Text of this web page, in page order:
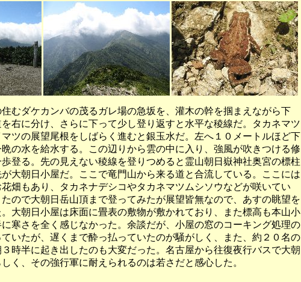
むダケカンバの茂るガレ場の急坂を、灌木の幹を掴まえながら下
右に分け、さらに下って少し登り返すと水平な稜線だ。タカネマツ
ツの展望尾根をしばらく進むと銀玉水だ。左へ１０メートルほど下
の水を給水する。この辺りから雲の中に入り、強風が吹きつける修
登る。先の見えない稜線を登りつめると霊山朝日嶽神社奥宮の標柱
大朝日小屋だ。ここで竜門山から来る道と合流している。ここには
畑もあり、タカネナデシコやタカネマツムシソウなどが咲いてい
ので大朝日岳山頂まで登ってみたが展望皆無なので、あすの眺望を
大朝日小屋は床面に畳表の敷物が敷かれており、また標高も本山小
寒さを全く感じなかった。余談だが、小屋の窓のコーキング処理の
いたが、遅くまで酔っ払っていたのが騒がしく、また、約２０名の
時半に起き出したのも大変だった。名古屋から往復夜行バスで大朝
く、その強行軍に耐えられるのは若さだと感心した。